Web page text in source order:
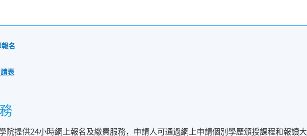
報名
表
院提供24小時網上報名及繳費服務，申請人可通過網上申請個別學歷頒授課程和報讀大